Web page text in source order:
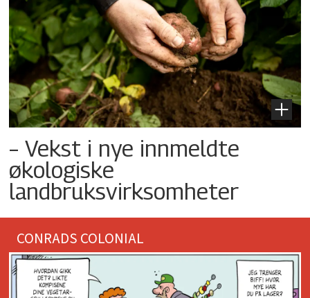
– Vekst i nye innmeldte
økologiske
landbruksvirksomheter
CONRADS COLONIAL